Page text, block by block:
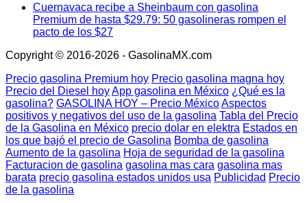
Cuernavaca recibe a Sheinbaum con gasolina
Premium de hasta $29.79: 50 gasolineras rompen el
pacto de los $27
Copyright © 2016-2026 - GasolinaMX.com
Precio gasolina Premium hoy Precio gasolina magna hoy
Precio del Diesel hoyApp gasolina en México ¿Qué es la
gasolina? GASOLINA HOY – Precio MéxicoAspectos
positivos y negativos del uso de la gasolina Tabla del Precio
de la Gasolina en México precio dolar en elektra Estados en
los que bajó el precio de Gasolina Bomba de gasolina
Aumento de la gasolina Hoja de seguridad de la gasolina
Facturacion de gasolina gasolina mas cara gasolina mas
barata precio gasolina estados unidos usa Publicidad Precio
de la gasolina